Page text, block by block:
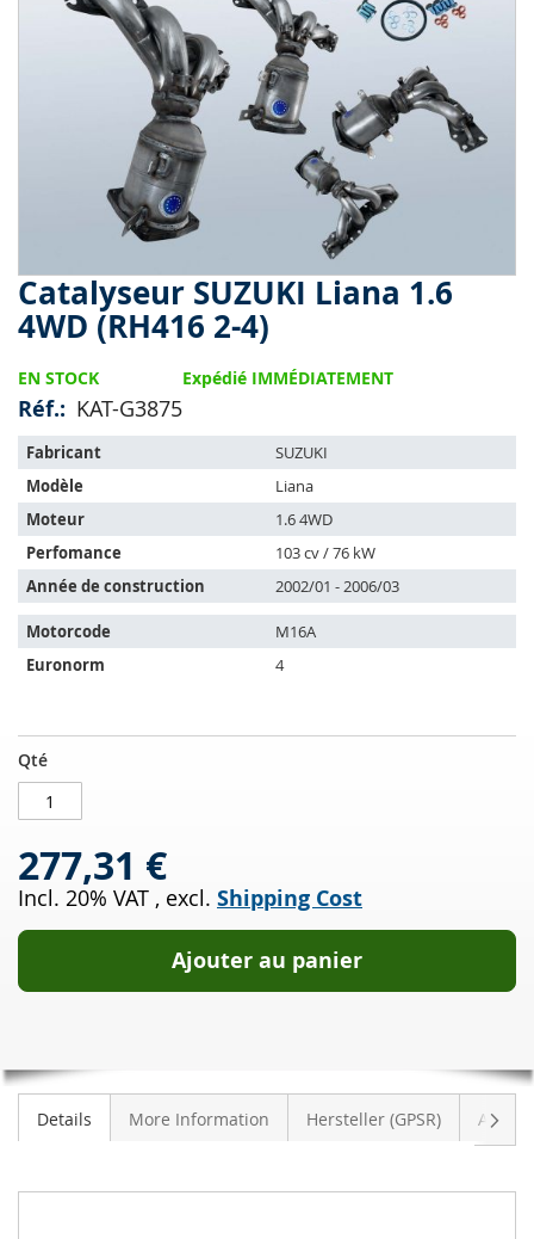
Catalyseur SUZUKI Liana 1.6
4WD (RH416 2-4)
EN STOCK
Réf. KAT-G3875
Expédié IMMÉDIATEMENT
L'article
s'adapte
sur
les
véhicules
suivants:
Fabricant
SUZUKI
Modèle
Liana
Moteur
1.6 4WD
Perfomance
103 cv / 76 kW
Année de construction
2002/01 - 2006/03
Motorcode
M16A
Euronorm
4
Catalyseur
SUZUKI
Liana
4WD
(RH416
2-
4)
EN
STOCK
Qté
277,31 €
Incl. 20% VAT , excl. Shipping Cost
Ajouter au panier
Skip
to
the
of
the
gallery
Details More Information Hersteller (GPSR) Avis